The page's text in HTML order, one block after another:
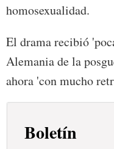
homosexualidad.
El drama recibió
Alemania de la
ahora 'con mucho
Boletín